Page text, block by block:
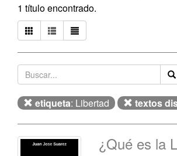
1 título encontrado.
etiqueta: Libertad textos
¿Qué es la